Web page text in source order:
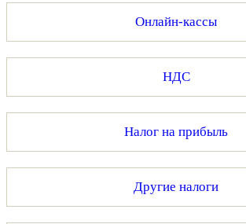
Онлайн-кассы
НДС
Налог на прибыль
Другие налоги